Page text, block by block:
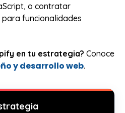
o contratar
funcionalidades
en tu estrategia? Conoce
y desarrollo web.